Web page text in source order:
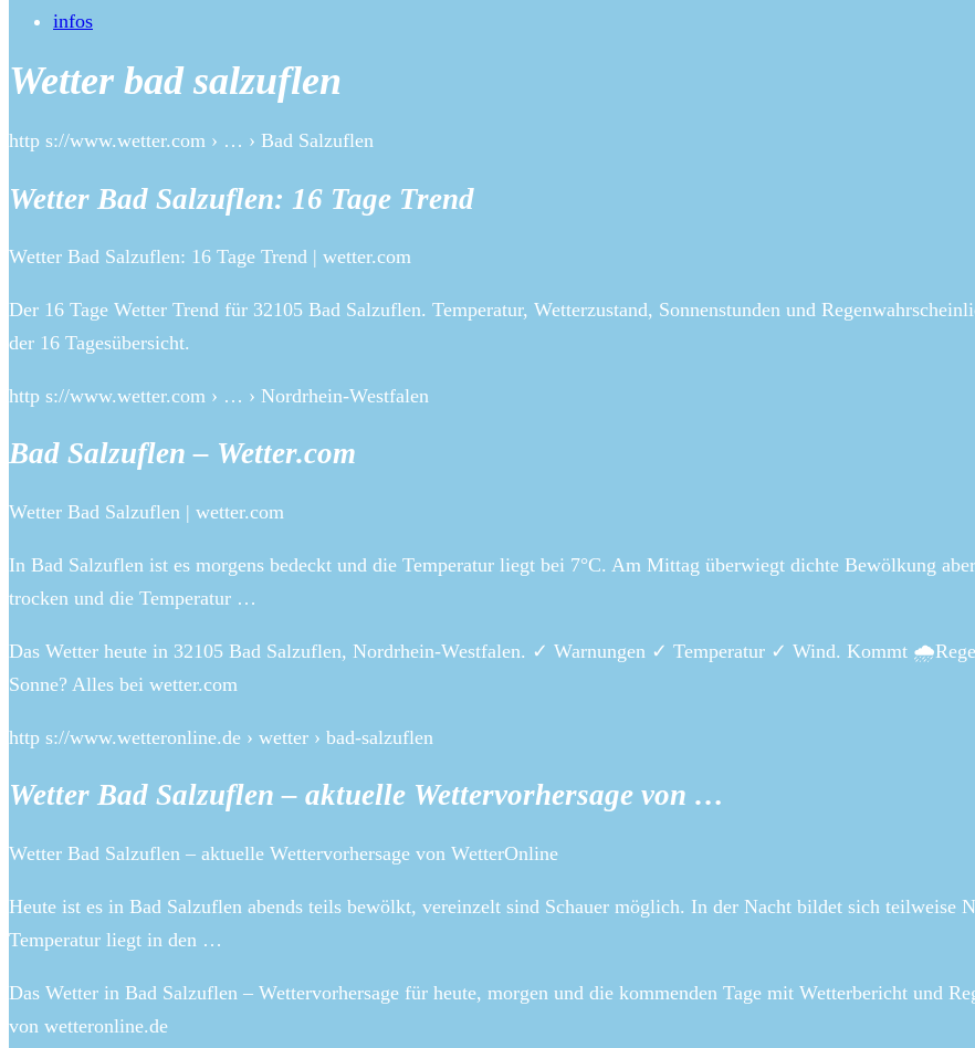
infos
Wetter bad salzuflen
http s://www.wetter.com › … › Bad Salzuflen
Wetter Bad Salzuflen: 16 Tage Trend
Wetter Bad Salzuflen: 16 Tage Trend | wetter.com
Der 16 Tage Wetter Trend für 32105 Bad Salzuflen. Temperatur, Wetterzustand, Sonnenstunden und
der 16 Tagesübersicht.
http s://www.wetter.com › … › Nordrhein-Westfalen
Bad Salzuflen – Wetter.com
Wetter Bad Salzuflen | wetter.com
In Bad Salzuflen ist es morgens bedeckt und die Temperatur liegt bei 7°C. Am Mittag überwiegt dichte Bewölkung
trocken und die Temperatur …
Das Wetter heute in 32105 Bad Salzuflen, Nordrhein-Westfalen. ✓ Warnungen ✓ Temperatur ✓ Wind. Kommt
Sonne? Alles bei wetter.com
http s://www.wetteronline.de › wetter › bad-salzuflen
Wetter Bad Salzuflen – aktuelle Wettervorhersage von …
Wetter Bad Salzuflen – aktuelle Wettervorhersage von WetterOnline
Heute ist es in Bad Salzuflen abends teils bewölkt, vereinzelt sind Schauer möglich. In der Nacht bildet sich teilweise
Temperatur liegt in den …
Das Wetter in Bad Salzuflen – Wettervorhersage für heute, morgen und die kommenden Tage mit Wetterbericht und
von wetteronline.de